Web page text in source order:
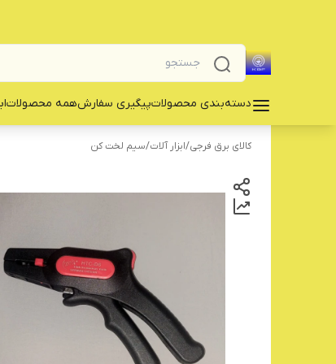
دسته‌بندی محصولاتپیگیری سفارشهمه محصولات
کالای برق فرجی/‌ابزار آلات/سیم لخت کن